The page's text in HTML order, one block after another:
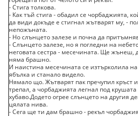
- Стига толкова.
- Как тъй стига - обадил се чорбаджията,
да види докъде е стигнал жътварят му, -
непожъната.
- Но слънцето залезе и почна да
- Слънцето залезе, но я погледни на
неговата сестра - месечината. Ще жънеш,
няма брашно.
И наистина месечината се изтърколила
ябълка и станало видело.
Нямало що. Жътварят пак пречупил кръст
трепал, а чорбаджията легнал под крушата
хубаво.Додето огрее слънцето на другия
цялата нива.
- Сега ще ти дам брашно - рекъл